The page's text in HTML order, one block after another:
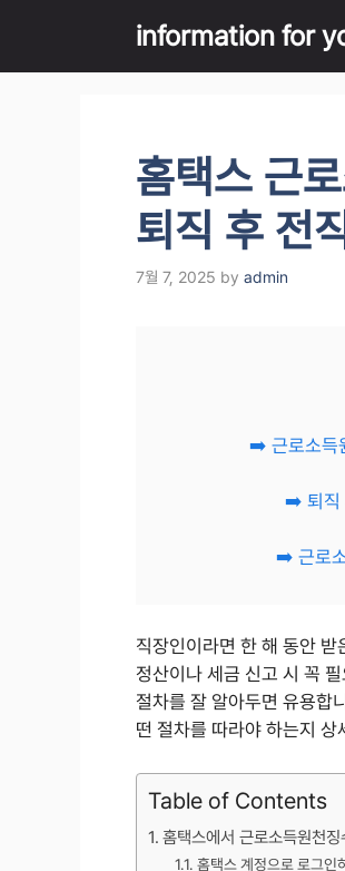
content
information for
홈택스 근
퇴직 후 전
7월 7, 2025 by admin
➡️ 근로소득
➡️ 퇴직
➡️ 근로
직장인이라면 한 해 동안
정산이나 세금 신고 시 꼭
절차를 잘 알아두면 유용합
떤 절차를 따라야 하는지
Table of Contents
홈택스에서 근로소득원천
홈택스 계정으로 로그인